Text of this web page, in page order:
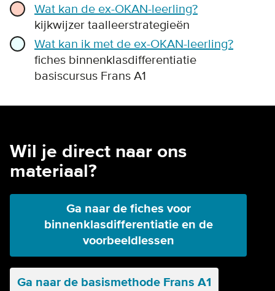
Wat kan de ex-OKAN-leerling?
kijkwijzer taalleerstrategieën
Wat kan ik met de ex-OKAN-leerling?
fiches binnenklasdifferentiatie
basiscursus Frans A1
Wil je direct naar ons
materiaal?
Ga naar de fiches voor
binnenklasdifferentiatie en de
voorbeeldlessen
Ga naar de basismethode Frans A1